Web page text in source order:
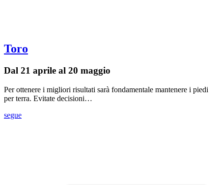
Toro
Dal 21 aprile al 20 maggio
Per ottenere i migliori risultati sarà fondamentale mantenere i piedi
per terra. Evitate decisioni…
segue